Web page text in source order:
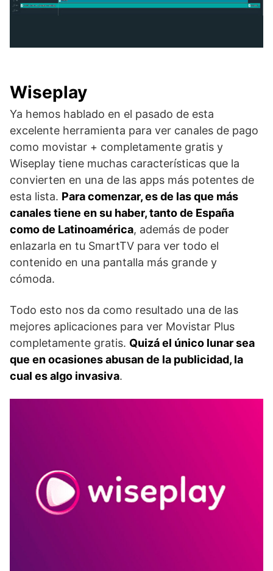
Wiseplay
Ya hemos hablado en el pasado de esta
excelente herramienta para ver canales de pago
como movistar + completamente gratis y
Wiseplay tiene muchas características que la
convierten en una de las apps más potentes de
esta lista. Para comenzar, es de las que más
canales tiene en su haber, tanto de España
como de Latinoamérica, además de poder
enlazarla en tu SmartTV para ver todo el
contenido en una pantalla más grande y
cómoda.
Todo esto nos da como resultado una de las
mejores aplicaciones para ver Movistar Plus
completamente gratis. Quizá el único lunar sea
que en ocasiones abusan de la publicidad, la
cual es algo invasiva.